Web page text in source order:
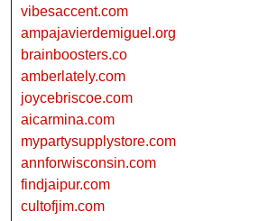
vibesaccent.com
ampajavierdemiguel.org
brainboosters.co
amberlately.com
joycebriscoe.com
aicarmina.com
mypartysupplystore.com
annforwisconsin.com
findjaipur.com
cultofjim.com